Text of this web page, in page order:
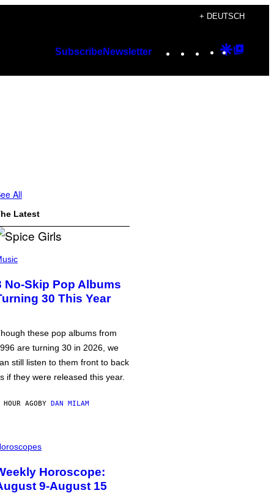
+ DEUTSCH
SubscribeNewsletter Instagram
TikTok
YouTube
Google
All
Latest
No-Skip Pop Albums
30 This Year
these pop albums from
are turning 30 in 2026, we
still listen to them front to back
if they were released this year.
HOUR AGOBY DAN MILAM
Horoscope:
9-August 15